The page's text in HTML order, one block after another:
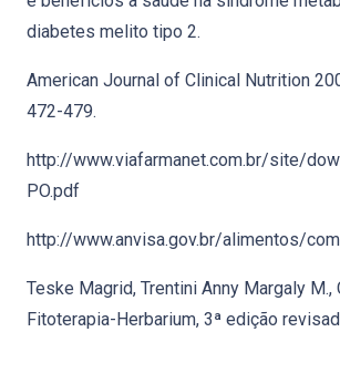
diabetes melito tipo 2.
American Journal of Clinical Nutrition
472-479.
http://www.viafarmanet.com.br/site/
PO.pdf
http://www.anvisa.gov.br/alimentos/
Teske Magrid, Trentini Anny Margaly M.,
Fitoterapia-Herbarium, 3ª edição